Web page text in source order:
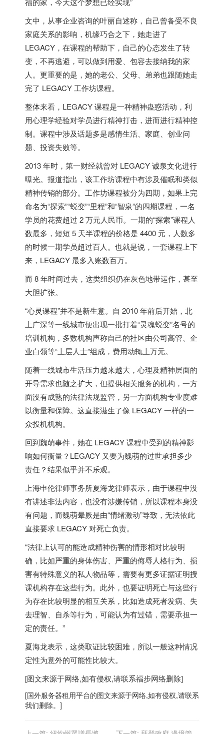
文中，从事企业咨询的叶丽自述称，自己曾备受不良
家庭关系的影响，机缘巧合之下，她走进了
LEGACY，在课程的帮助下，自己的心态发生了转
变，不再逃避，可以做到用爱、包容去接纳我的家
人。更重要的是，她的老公、父母、弟弟也跟随她走
完了 LEGACY 工作坊课程。
整体来看，LEGACY 课程是一种精神蛊惑活动，利
用心理学经验对学员进行精神打击，进而进行精神控
制。课程中涉及话题多是感情生活、家庭、创业问
题、投资失败等。
2013 年时，第一财经就曾对 LEGACY 诚泉文化进行
曝光。报道指出，该工作坊课程中有涉及催眠和类似
精神传销的部分。工作坊课程被分为四期，如果上完
命名为“探索”“蜕变”“里程”和“智泉”的四期课程，一名
学员的花费超过 2 万元人民币。一期的“探索”课程人
数最多，短短 5 天半课程的价格是 4400 元，人数多
的时候一期学员超过百人。也就是说，一套课程上下
来，LEGACY 最多入账数百万。
而 8 年时间过去，这类组织仍在灰色地带运作，甚至
大胆扩张。
“心灵课程”并不是新生意。自 2010 年前后开始，北
上广深等一线城市便出现一批打着“灵魂蜕变”名号的
培训机构，多数机构声称自己的社区由公司高管、企
业白领等“上层人士”组成，费用动辄上万元。
随着一线城市生活压力越来越大，心理及精神层面的
开导需求也随之扩大，但提供相关服务的机构，一方
面没有成熟的法律法规监管，另一方面机构专业度难
以衡量和保障。这直接滋生了像 LEGACY 一样的一
众投机机构。
回到魏萌事件，她在 LEGACY 课程中受到的精神影
响如何衡量？LEGACY 又要为魏萌的过世承担多少
责任？结果似乎并不乐观。
上海申伦律师事务所夏海龙律师表示，由于课程中没
有讲述非法内容，也没有涉嫌传销，所以课程本身没
有问题，而魏萌晕厥是由“情绪激动”导致，无法依此
直接要求 LEGACY 对死亡负责。
“法律上认可的能造成精神伤害的情形相对比较明
确，比如严重的身体伤害、严重的侮辱人格行为、损
害有特殊意义的私人物品等，需要有更多证据证明授
课机构存在这些行为。此外，也要证明死亡与这些行
为存在比较明显的相互关系，比如造成死者发病、失
去理智、自杀等行为，可能认为有过错，需要承担一
定的责任。”
夏海龙表示，这类取证比较困难，所以一般这种情况
定性为意外的可能性比较大。
[图文来源于网络,如有侵权,请联系福步网络删除]
[国外服务器租用平台的图文来源于网络,如有侵权,请联系
我们删除。]